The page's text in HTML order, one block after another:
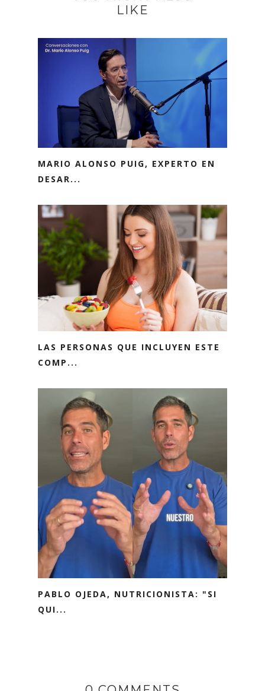
LIKE
MARIO ALONSO PUIG, EXPERTO EN
DESAR...
LAS PERSONAS QUE INCLUYEN ESTE
COMP...
PABLO OJEDA, NUTRICIONISTA: "SI
QUI...